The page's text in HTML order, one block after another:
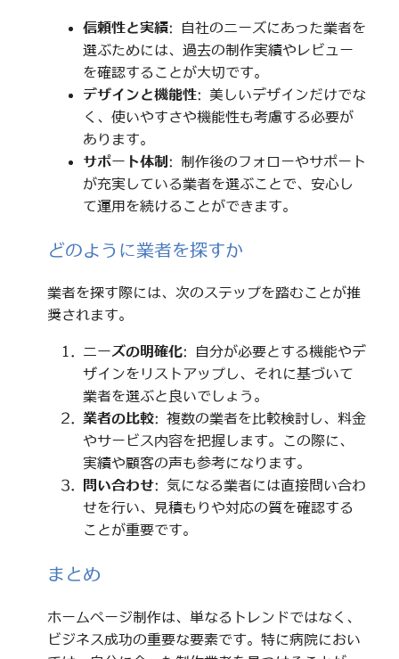
信頼性と実績: 自社のニーズにあった業者を
選ぶためには、過去の制作実績やレビュー
を確認することが大切です。
デザインと機能性: 美しいデザインだけでな
く、使いやすさや機能性も考慮する必要が
あります。
サポート体制 : 制作後のフォローやサポート
が充実している業者を選ぶことで、安心し
て運用を続けることができます。
どのように業者を探すか
業者を探す際には、次のステップを踏むことが推
奨されます。
ニーズの明確化: 自分が必要とする機能やデ
ザインをリストアップし、それに基づいて
業者を選ぶと良いでしょう。
業者の比較: 複数の業者を比較検討し、料金
やサービス内容を把握します。この際に、
実績や顧客の声も参考になります。
問い合わせ: 気になる業者には直接問い合わ
せを行い、見積もりや対応の質を確認する
ことが重要です。
まとめ
ホームページ制作は、単なるトレンドではなく、
ビジネス成功の重要な要素です。特に病院におい